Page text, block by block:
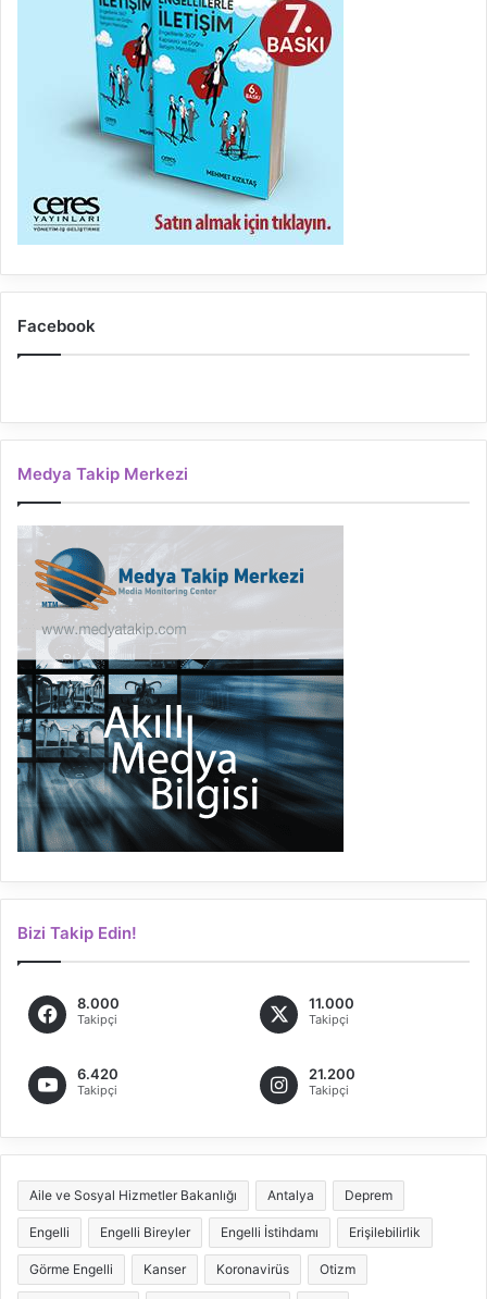
Facebook
Medya Takip Merkezi
Bizi Takip Edin!
8.000
Takipçi
11.000
Takipçi
6.420
Takipçi
21.200
Takipçi
Aile ve Sosyal Hizmetler Bakanlığı Antalya Deprem
Engelli Engelli Bireyler Engelli İstihdamı Erişilebilirlik
Görme Engelli Kanser Koronavirüs Otizm